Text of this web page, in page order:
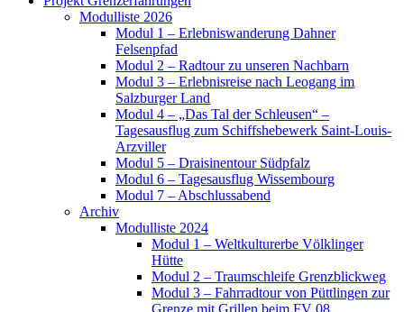
Modulliste 2026
Modul 1 – Erlebniswanderung Dahner
Felsenpfad
Modul 2 – Radtour zu unseren Nachbarn
Modul 3 – Erlebnisreise nach Leogang im
Salzburger Land
Modul 4 – „Das Tal der Schleusen“ –
Tagesausflug zum Schiffshebewerk Saint-Louis-
Arzviller
Modul 5 – Draisinentour Südpfalz
Modul 6 – Tagesausflug Wissembourg
Modul 7 – Abschlussabend
Archiv
Modulliste 2024
Modul 1 – Weltkulturerbe Völklinger
Hütte
Modul 2 – Traumschleife Grenzblickweg
Modul 3 – Fahrradtour von Püttlingen zur
Grenze mit Grillen beim FV 08